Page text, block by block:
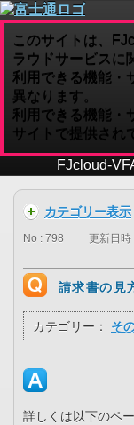
このサイトは、
ラウドサービスに
利用できる機能・
異なります。
利用できる機能・
サイトで提供され
FJcloud-V
カテゴリー表示
No : 798 更新日
請求書の見
カテゴリー： そ
詳しくは以下のペ